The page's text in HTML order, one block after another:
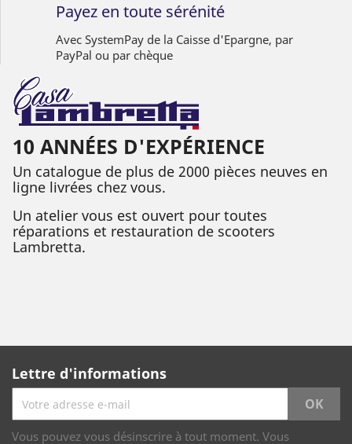
Payez en toute sérénité
Avec SystemPay de la Caisse d'Epargne, par
PayPal ou par chèque
10 ANNÉES D'EXPÉRIENCE
Un catalogue de plus de 2000 pièces neuves en
ligne livrées chez vous.
Un atelier vous est ouvert pour toutes
réparations et restauration de scooters
Lambretta.
Lettre d'informations
Vous pouvez vous désinscrire à tout moment. Vous